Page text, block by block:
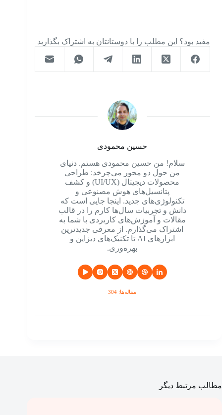
مفید بود؟ این مطلب را با دوستانتان به اشتراک بگذارید
حسین محمودی
سلام! من حسین محمودی هستم. دنیای
من حول دو محور می‌چرخد: طراحی
محصولات دیجیتال (UI/UX) و کشف
پتانسیل‌های هوش مصنوعی و
تکنولوژی‌های جدید. اینجا جایی است که
دانش و تجربیات سال‌ها کارم را در قالب
مقالات و آموزش‌های کاربردی با شما به
اشتراک می‌گذارم. از معرفی جدیدترین
ابزارهای AI تا تکنیک‌های دیزاین و
بهره‌وری.
مقاله‌ها: 304
مطالب مرتبط دیگر